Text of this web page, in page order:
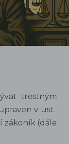
trestným
v ust.
zákoník (dále